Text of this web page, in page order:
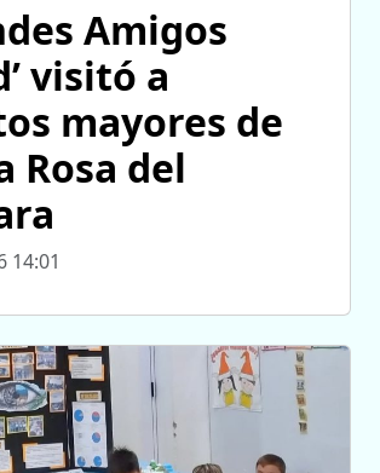
Amigos
visitó a
mayores de
Rosa del
14:01